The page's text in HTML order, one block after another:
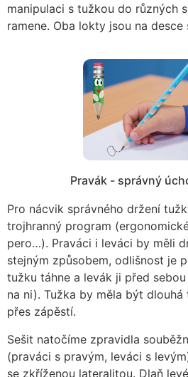
manipulaci s tužkou do různých
ramene. Oba lokty jsou na desce
Pravák - správný
Pro nácvik správného držení
trojhranný program
pero…). Praváci i leváci by měli
stejným způsobem, odlišnost je
tužku táhne a levák ji před
na ni). Tužka by měla být dlouhá
přes zápěstí.
Sešit natočíme zpravidla
(praváci s pravým, leváci s
se zkříženou lateralitou. Dlaň